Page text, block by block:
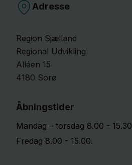
Adresse
Region Sjælland
Regional Udvikling
Alléen 15
4180 Sorø
Åbningstider
Mandag – torsdag 8.00 - 15.30
Fredag 8.00 - 15.00.